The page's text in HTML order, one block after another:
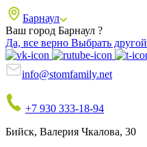
Барнаул
Ваш город Барнаул ?
Да, все верно Выбрать другой
info@stomfamily.net
+7 930 333-18-94
Бийск, Валерия Чкалова, 30